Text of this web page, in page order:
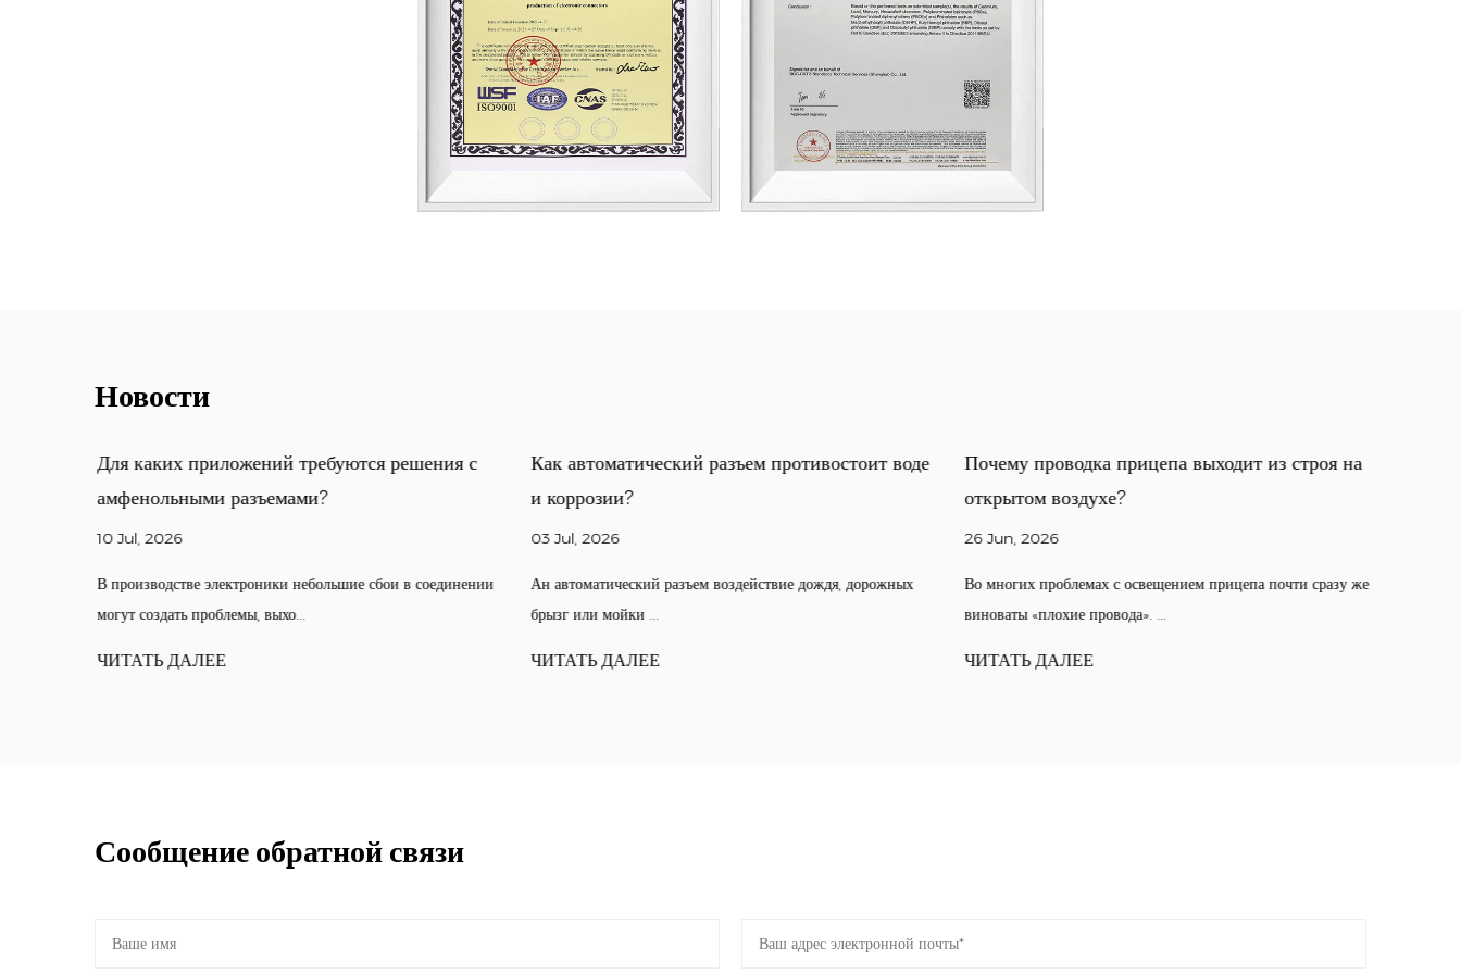
удобному для пользователя дизайну, она является свидетельством нашей приверженности
инновациям и величию в области устойчивого транспорта. Присоединяйтесь к нам в формировании
будущего электрической мобильности с новым энергетическим авторазъемом.
Новости
Для каких приложений требуются решения с
амфенольными разъемами?
10 Jul, 2026
В производстве электроники небольшие сбои в соединении
могут создать проблемы, выхо...
ЧИТАТЬ ДАЛЕЕ
Как автоматический разъем противостоит воде
и коррозии?
03 Jul, 2026
Ан автоматический разъем воздействие дождя, дорожных
брызг или мойки ...
ЧИТАТЬ ДАЛЕЕ
Почему проводка прицепа выходит из строя на
открытом воздухе?
26 Jun, 2026
Во многих проблемах с освещением прицепа почти сразу же
виноваты «плохие провода». ...
ЧИТАТЬ ДАЛЕЕ
Сообщение обратной связи